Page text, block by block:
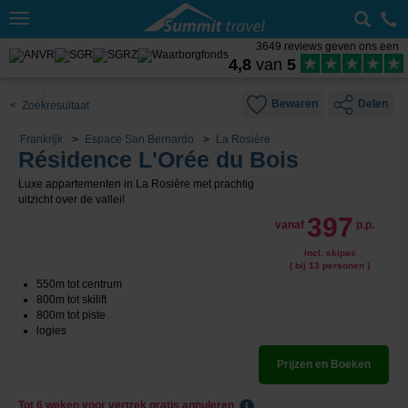
Toggle
3649 reviews geven ons een
4,8 van 5
< Zoekresultaat Bewaren Delen
Frankrijk Espace San Bernardo La Rosière
Résidence L'Orée du Bois
Luxe appartementen in La Rosière met prachtig
uitzicht over de vallei!
vanaf 397 p.p.
incl. skipas
( bij 13 personen )
550m tot centrum
800m tot skilift
800m tot piste
logies
Prijzen en Boeken
Tot 6 weken voor vertrek gratis annuleren